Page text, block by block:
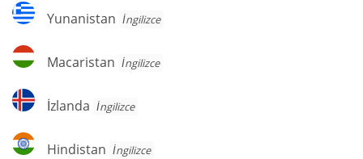
Yunanistan
Yunanistan İngilizce
Macaristan
Macaristan İngilizce
İzlanda
İzlanda İngilizce
Hindistan
Hindistan İngilizce